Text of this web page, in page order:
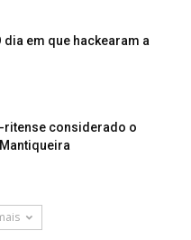
dia em que hackearam a
ritense considerado o